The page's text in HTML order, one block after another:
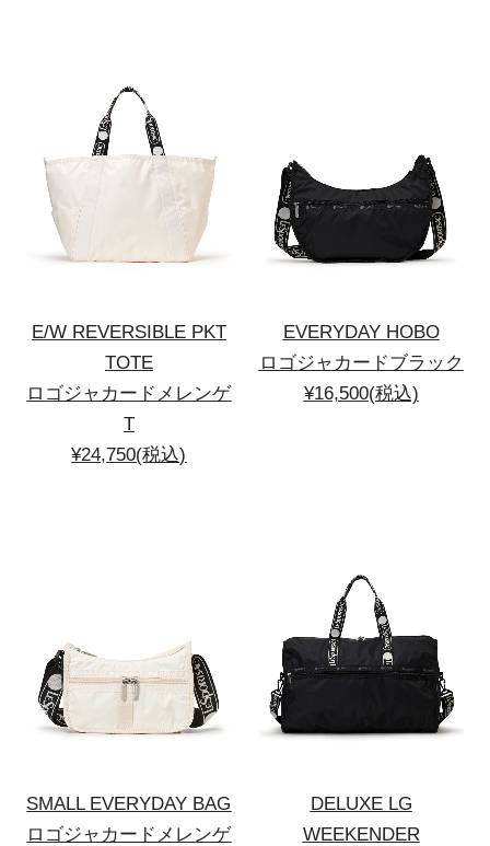
E/W REVERSIBLE PKT
TOTE
ロゴジャカードメレンゲ
T
¥24,750(税込)
EVERYDAY HOBO
ロゴジャカードブラック
¥16,500(税込)
SMALL EVERYDAY BAG
ロゴジャカードメレンゲ
DELUXE LG
WEEKENDER